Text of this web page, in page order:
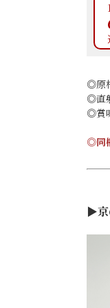
◎原
◎直
◎賞
◎同
▶京